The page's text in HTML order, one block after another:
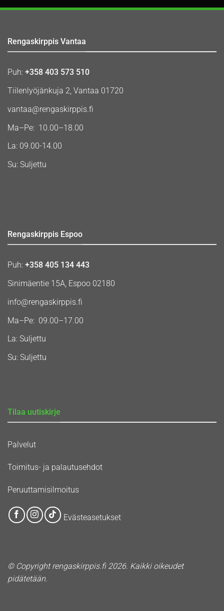
Rengaskirppis Vantaa
Puh: +358 403 573 510
Tiilenlyöjänkuja 2, Vantaa 01720
vantaa@rengaskirppis.fi
Ma–Pe: 10.00–18.00
La: 09.00-14.00
Su: Suljettu
Rengaskirppis Espoo
Puh: +358 405 134 443
Sinimäentie 15A, Espoo 02180
info@rengaskirppis.fi
Ma–Pe: 09.00–17.00
La: Suljettu
Su: Suljettu
Tilaa uutiskirje
Palvelut
Toimitus- ja palautusehdot
Peruuttamisilmoitus
Evästeasetukset
© Copyright rengaskirppis.fi 2026. Kaikki oikeudet
pidätetään.